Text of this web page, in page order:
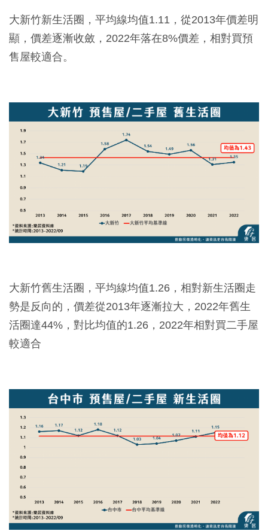
大新竹新生活圈，平均線均值1.11，從2013年價差明
顯，價差逐漸收斂，2022年落在8%價差，相對買預
售屋較適合。
大新竹舊生活圈，平均線均值1.26，相對新生活圈走
勢是反向的，價差從2013年逐漸拉大，2022年舊生
活圈達44%，對比均值的1.26，2022年相對買二手屋
較適合